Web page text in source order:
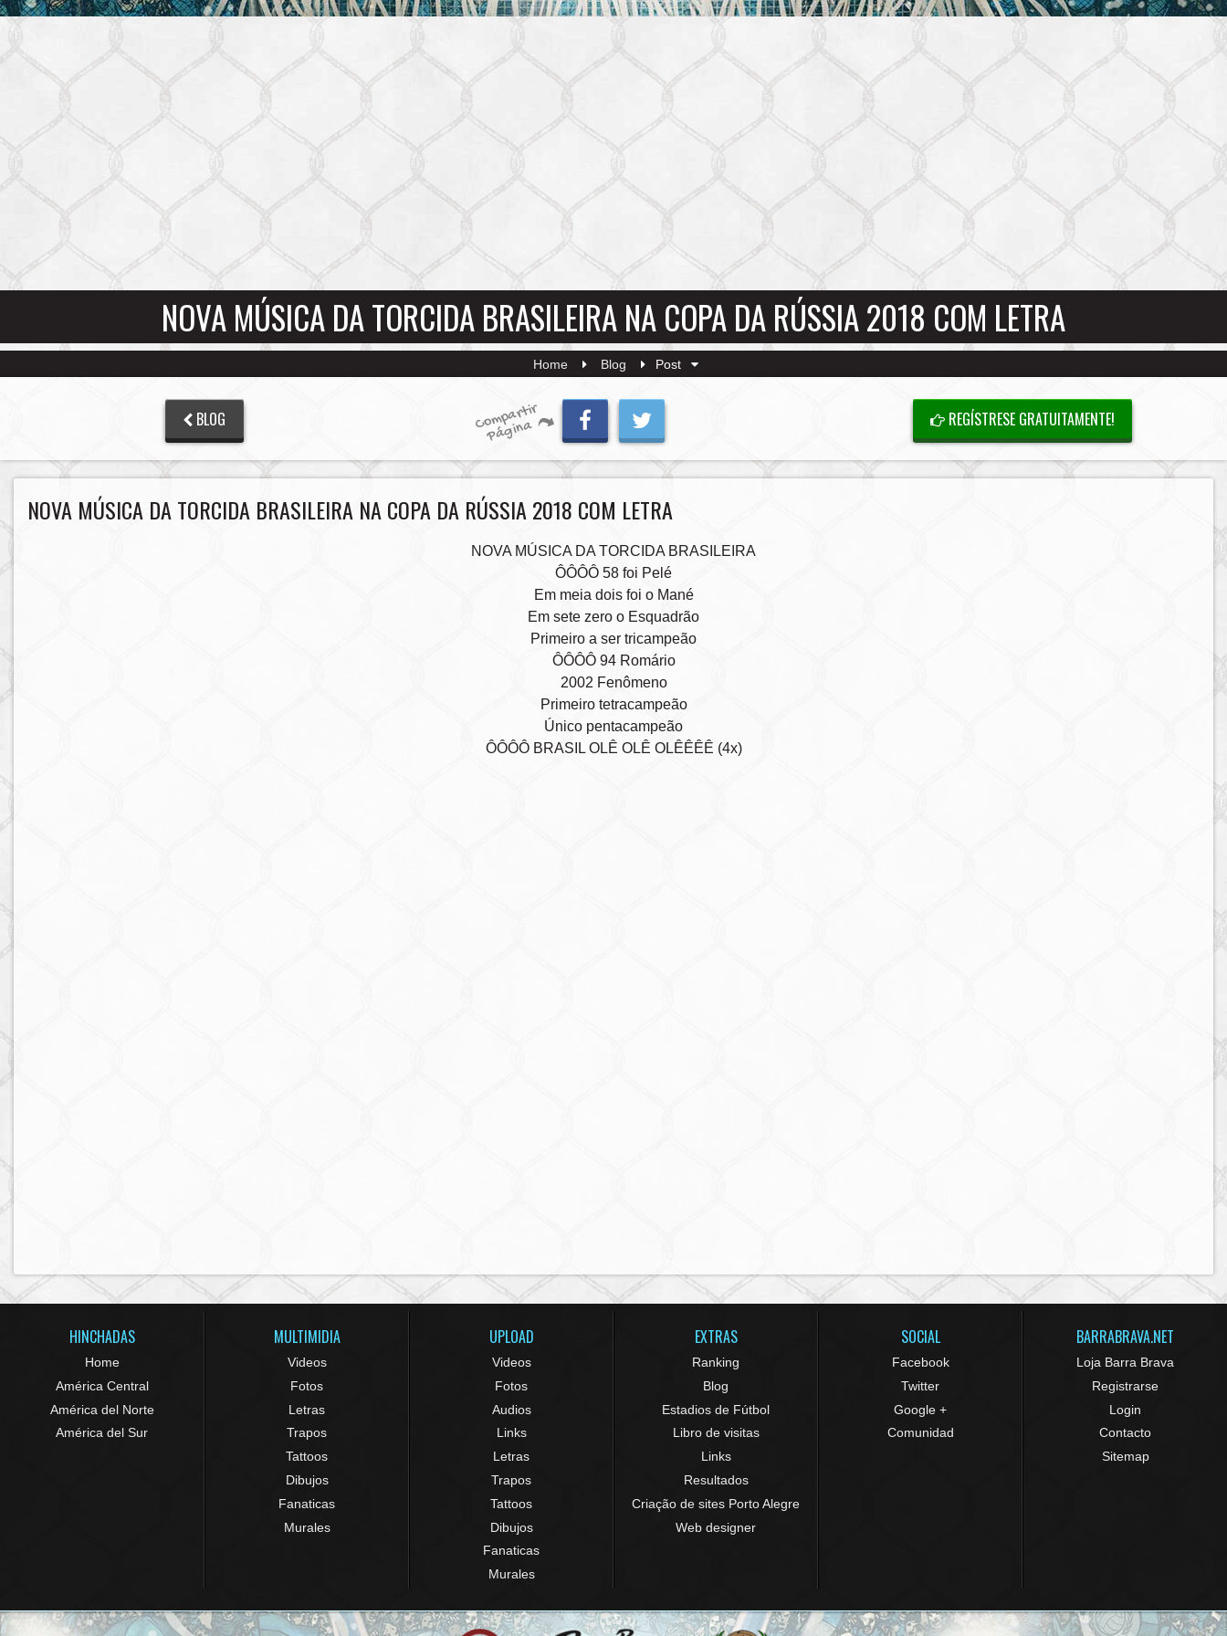
NOVA MÚSICA DA TORCIDA BRASILEIRA NA COPA DA RÚSSIA 2018 COM LETRA
Home Blog Post
BLOG C
o
m
p
artir
P
á
gi
n
a REGÍSTRESE GRATUITAMENTE!
NOVA MÚSICA DA TORCIDA BRASILEIRA NA COPA DA RÚSSIA 2018 COM LETRA
NOVA MÚSICA DA TORCIDA BRASILEIRA
ÔÔÔÔ 58 foi Pelé
Em meia dois foi o Mané
Em sete zero o Esquadrão
Primeiro a ser tricampeão
ÔÔÔÔ 94 Romário
2002 Fenômeno
Primeiro tetracampeão
Único pentacampeão
ÔÔÔÔ BRASIL OLÊ OLÊ OLÊÊÊÊ (4x)
HINCHADAS
Home
América Central
América del Norte
América del Sur
MULTIMIDIA
Videos
Fotos
Letras
Trapos
Tattoos
Dibujos
Fanaticas
Murales
UPLOAD
Videos
Fotos
Audios
Links
Letras
Trapos
Tattoos
Dibujos
Fanaticas
Murales
EXTRAS
Ranking
Blog
Estadios de Fútbol
Libro de visitas
Links
Resultados
Criação de sites Porto Alegre
Web designer
SOCIAL
Facebook
Twitter
Google +
Comunidad
BARRABRAVA.NET
Loja Barra Brava
Registrarse
Login
Contacto
Sitemap